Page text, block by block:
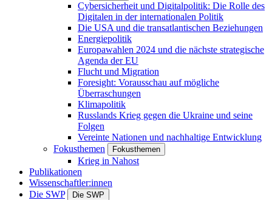
Cybersicherheit und Digitalpolitik: Die Rolle des
Digitalen in der internationalen Politik
Die USA und die transatlantischen Beziehungen
Energiepolitik
Europawahlen 2024 und die nächste strategische
Agenda der EU
Flucht und Migration
Foresight: Vorausschau auf mögliche
Überraschungen
Klimapolitik
Russlands Krieg gegen die Ukraine und seine
Folgen
Vereinte Nationen und nachhaltige Entwicklung
Fokusthemen
Fokusthemen
Krieg in Nahost
Publikationen
Wissenschaftler:innen
Die SWP
Die SWP